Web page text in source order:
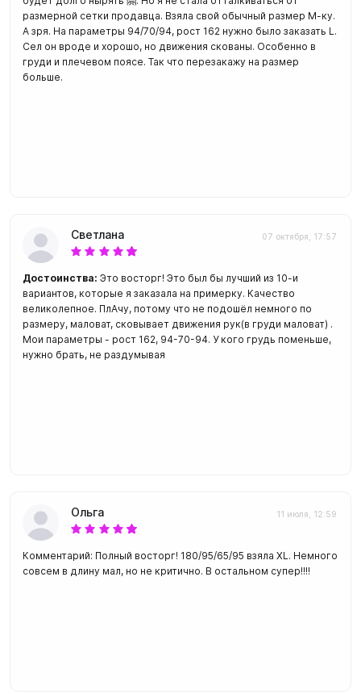
размерной сетки продавца. Взяла свой обычный размер М-ку.
А зря. На параметры 94/70/94, рост 162 нужно было заказать L.
Сел он вроде и хорошо, но движения скованы. Особенно в
груди и плечевом поясе. Так что перезакажу на размер
больше.
Светлана 07 октября, 17:57
Достоинства: Это восторг! Это был бы лучший из 10-и
вариантов, которые я заказала на примерку. Качество
великолепное. ПлАчу, потому что не подошёл немного по
размеру, маловат, сковывает движения рук(в груди маловат) .
Мои параметры - рост 162, 94-70-94. У кого грудь поменьше,
нужно брать, не раздумывая
Ольга 11 июля, 12:59
Комментарий: Полный восторг! 180/95/65/95 взяла XL. Немного
совсем в длину мал, но не критично. В остальном супер!!!!